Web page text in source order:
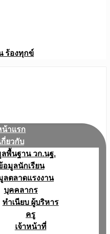
ร้องทุกข์
น้าแรก
กี่ยวกับ
พื้นฐาน วก.นฐ.
อมูลนักเรียน
ลตลาดแรงงาน
บุคคลากร
ทำเนียบ ผู้บริหาร
ครู
เจ้าหน้าที่